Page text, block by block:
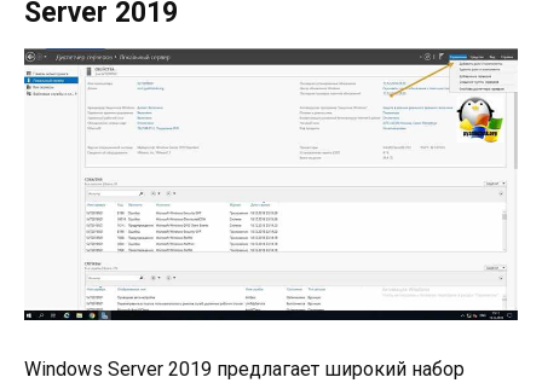
Server 2019
Windows Server 2019 предлагает широкий набор